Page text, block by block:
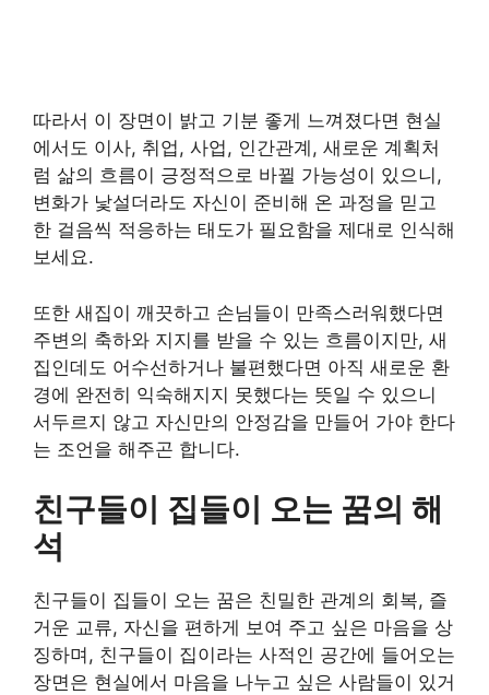
따라서 이 장면이 밝고 기분 좋게 느껴졌다면 현실
에서도 이사, 취업, 사업, 인간관계, 새로운 계획처
럼 삶의 흐름이 긍정적으로 바뀔 가능성이 있으니,
변화가 낯설더라도 자신이 준비해 온 과정을 믿고
한 걸음씩 적응하는 태도가 필요함을 제대로 인식해
보세요.
또한 새집이 깨끗하고 손님들이 만족스러워했다면
주변의 축하와 지지를 받을 수 있는 흐름이지만, 새
집인데도 어수선하거나 불편했다면 아직 새로운 환
경에 완전히 익숙해지지 못했다는 뜻일 수 있으니
서두르지 않고 자신만의 안정감을 만들어 가야 한다
는 조언을 해주곤 합니다.
친구들이 집들이 오는 꿈의 해
석
친구들이 집들이 오는 꿈은 친밀한 관계의 회복, 즐
거운 교류, 자신을 편하게 보여 주고 싶은 마음을 상
징하며, 친구들이 집이라는 사적인 공간에 들어오는
장면은 현실에서 마음을 나누고 싶은 사람들이 있거